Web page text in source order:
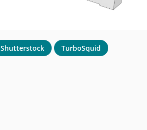
Shutterstock TurboSquid